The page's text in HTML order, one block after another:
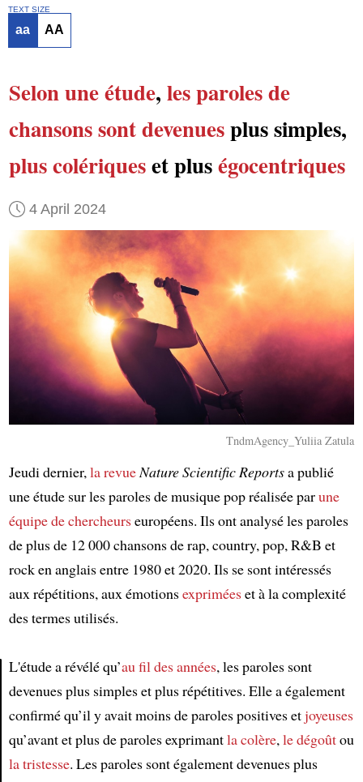
TEXT SIZE
aa AA
Selonune étude, les paroles de
chansonssont devenuesplus simples,
plus colériqueset pluségocentriques
4 April 2024
TndmAgency_Yuliia Zatula
Jeudi dernier, la revue Nature Scientific Reportsa publié
une étude sur les paroles de musique pop réalisée parune
équipe de chercheurseuropéens. Ils ont analysé les paroles
de plus de 12 000 chansons de rap, country, pop, R&B et
rock en anglais entre 1980 et 2020. Ils se sont intéressés
aux répétitions, aux émotionsexpriméeset à la complexité
des termes utilisés.
L'étude a révélé qu’au fil des années, les paroles sont
devenues plus simples et plus répétitives. Elle a également
confirmé qu’il y avait moins de paroles positives etjoyeuses
qu’avant et plus de paroles exprimantla colère, le dégoûtou
la tristesse. Les paroles sont également devenues plus